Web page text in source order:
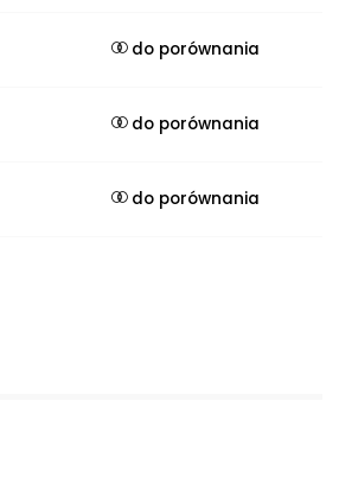
do porównania
do porównania
do porównania